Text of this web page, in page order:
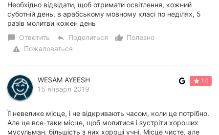
Необхідно відвідати, щоб отримати освітлення, кожний
суботній день, в арабському мовному класі по неділях, 5
разів молитви кожен день
chat_bubble Ответить reply Поделиться thumb_up_alt
Полезно
warning Пожаловаться
WESAM AYEESH
15 января 2019
1.0
Її невелике місце, і не відкривають часом, коли це потрібно.
Але це все-таки місце, щоб молитися і зустріти хороших
мусульман. більшість з них хороші учні. Місце чисте, але